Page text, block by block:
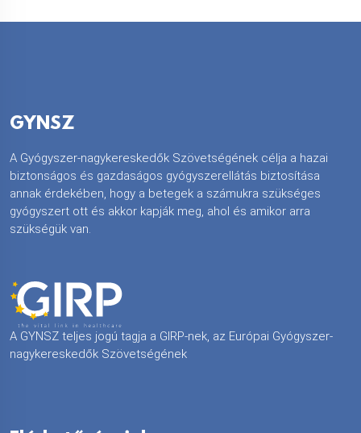
GYNSZ
A Gyógyszer-nagykereskedők Szövetségének célja a hazai
biztonságos és gazdaságos gyógyszerellátás biztosítása
annak érdekében, hogy a betegek a számukra szükséges
gyógyszert ott és akkor kapják meg, ahol és amikor arra
szükségük van.
A GYNSZ teljes jogú tagja a GIRP-nek, az Európai Gyógyszer-
nagykereskedők Szövetségének